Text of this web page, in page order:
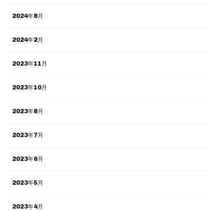
2024年8月
2024年2月
2023年11月
2023年10月
2023年8月
2023年7月
2023年6月
2023年5月
2023年4月